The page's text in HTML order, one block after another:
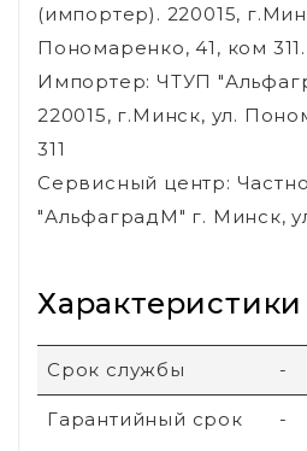
(импортер). 220015,
Пономаренко, 41, ком 311.
Импортер: ЧТУП
220015, г.Минск, ул.
311
Сервисный центр:
"АльфаградМ" г. Минск,
Характеристики
Срок службы -
Гарантийный срок -